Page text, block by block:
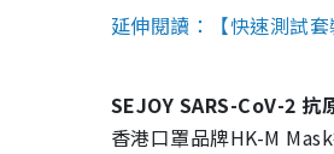
延伸閱讀：【快速測試
SEJOY SARS-CoV-2 抗
香港口罩品牌HK-M